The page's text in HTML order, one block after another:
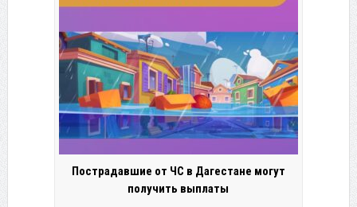
Пострадавшие от ЧС в Дагестане могут
получить выплаты